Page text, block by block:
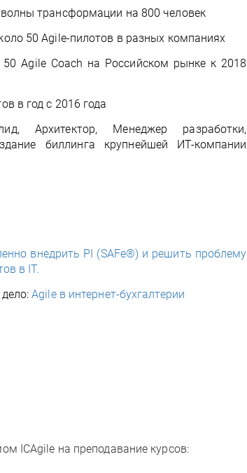
трансформации на 800 человек
50 Agile-пилотов в разных компаниях
Agile Coach на Российском рынке к 2018
в год с 2016 года
Архитектор, Менеджер разработки,
биллинга крупнейшей ИТ-компании
внедрить PI (SAFe®) и решить проблему
в IT.
дело:Agile в интернет-бухгалтерии
ICAgile на преподавание курсов: